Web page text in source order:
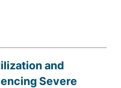
and
Severe